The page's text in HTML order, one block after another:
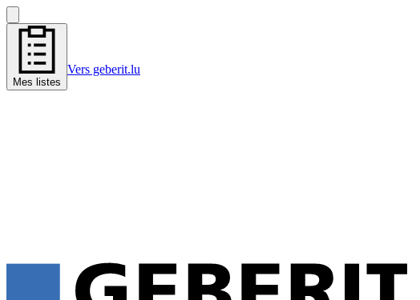
Mes listes
Vers geberit.lu